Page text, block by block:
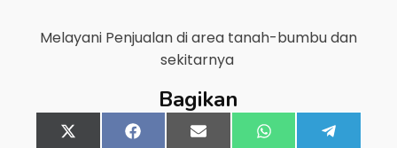
Melayani Penjualan di area tanah-bumbudan
sekitarnya
Bagikan
Share
X Share
FacebookShare
Email Share
WhatsApp